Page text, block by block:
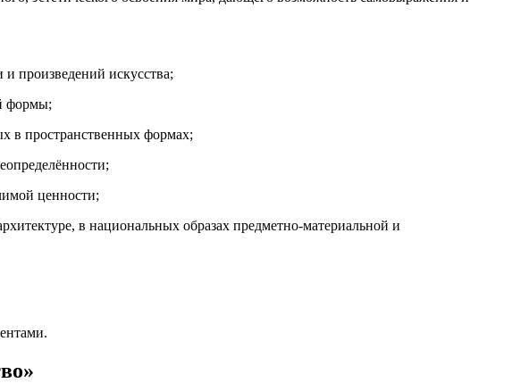
произведений искусства;
формы;
в пространственных формах;
ценности;
в национальных образах предметно-материальной и